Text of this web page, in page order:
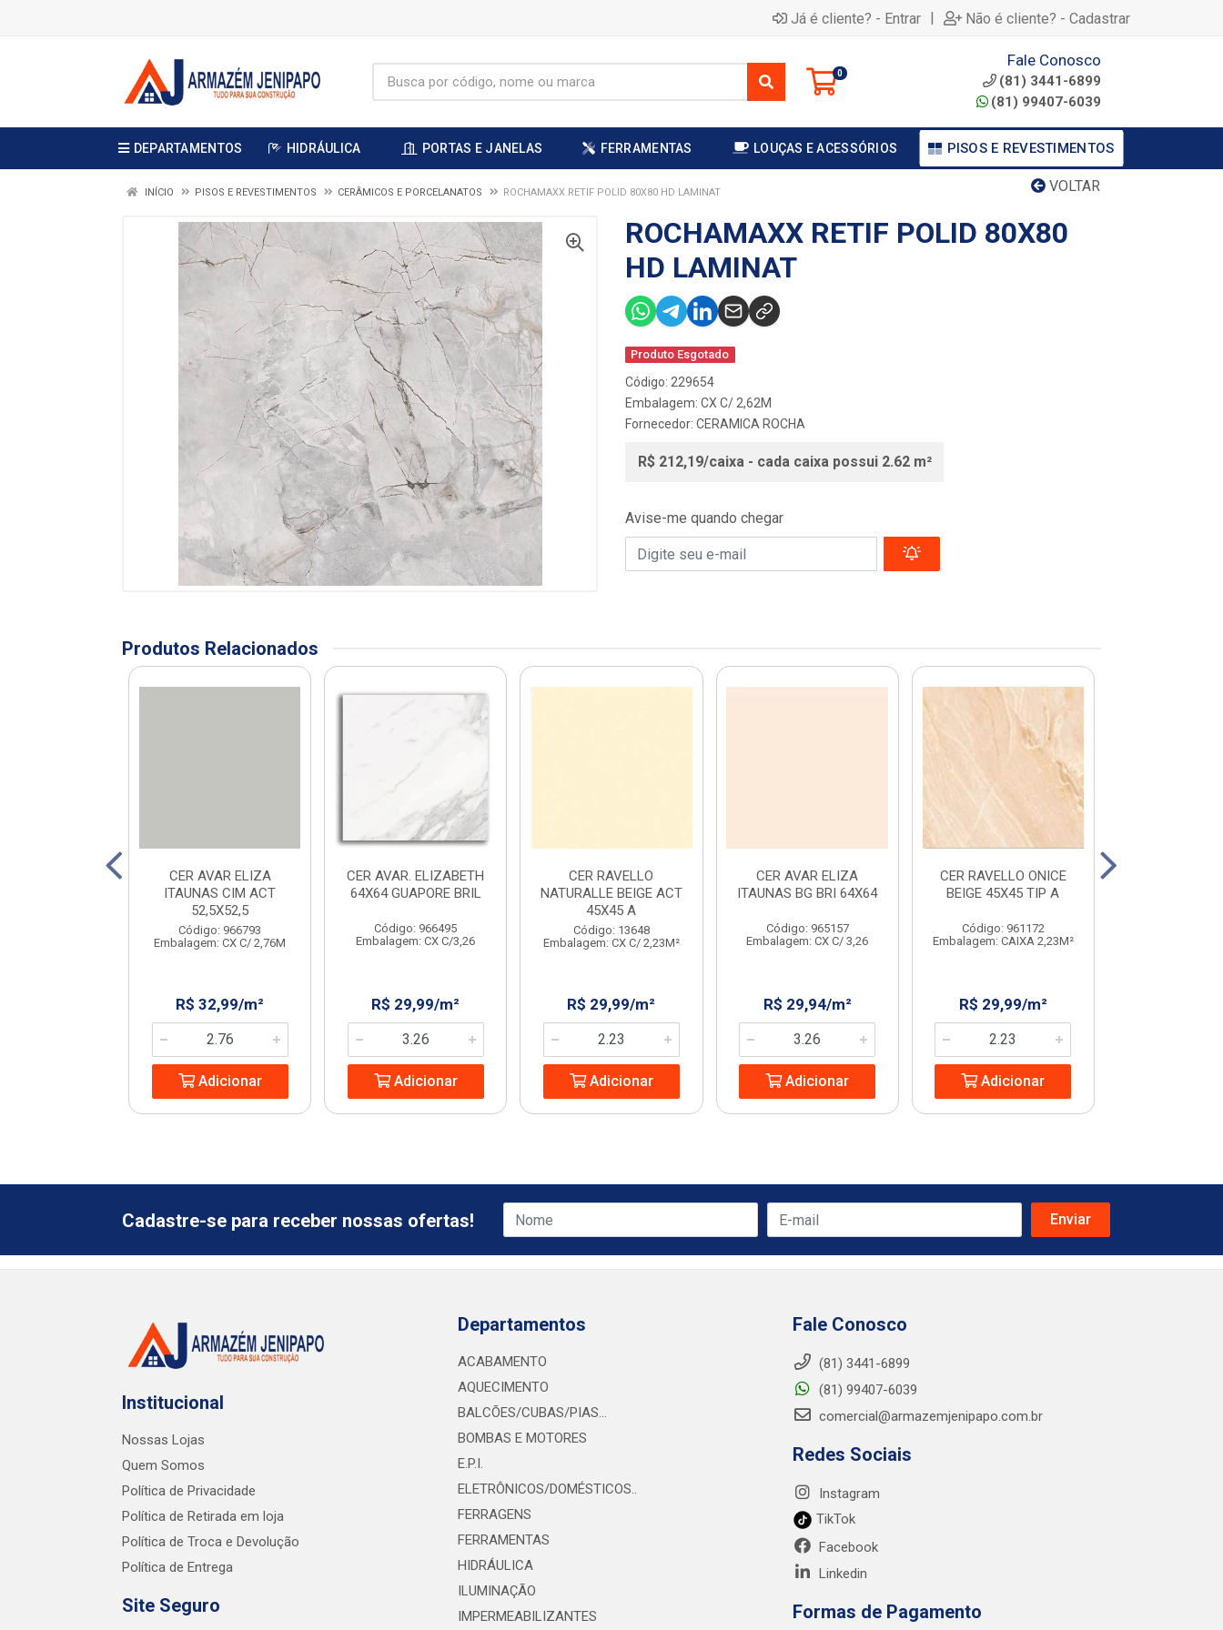
Já é cliente? - Entrar | Não é cliente? - Cadastrar
0
Fale Conosco
(81) 3441-6899
(81) 99407-6039
DEPARTAMENTOS HIDRÁULICA PORTAS E JANELAS FERRAMENTAS LOUÇAS E ACESSÓRIOS PISOS E REVESTIMENTOS
VOLTAR
INÍCIO PISOS E REVESTIMENTOS CERÂMICOS E PORCELANATOS ROCHAMAXX RETIF POLID 80X80 HD LAMINAT
ROCHAMAXX RETIF POLID 80X80
HD LAMINAT
Produto Esgotado
Código: 229654
Embalagem: CX C/ 2,62M
Fornecedor: CERAMICA ROCHA
R$ 212,19/caixa - cada caixa possui 2.62 m²
Avise-me quando chegar
Produtos Relacionados
CER AVAR ELIZA
ITAUNAS CIM ACT
52,5X52,5
Código: 966793
Embalagem: CX C/ 2,76M
R$ 32,99/m²
Adicionar
CER AVAR. ELIZABETH
64X64 GUAPORE BRIL
Código: 966495
Embalagem: CX C/3,26
R$ 29,99/m²
Adicionar
CER RAVELLO
NATURALLE BEIGE ACT
45X45 A
Código: 13648
Embalagem: CX C/ 2,23M²
R$ 29,99/m²
Adicionar
CER AVAR ELIZA
ITAUNAS BG BRI 64X64
Código: 965157
Embalagem: CX C/ 3,26
R$ 29,94/m²
Adicionar
CER RAVELLO ONICE
BEIGE 45X45 TIP A
Código: 961172
Embalagem: CAIXA 2,23M²
R$ 29,99/m²
Adicionar
Cadastre-se para receber nossas ofertas!
Institucional
Nossas Lojas
Quem Somos
Política de Privacidade
Política de Retirada em loja
Política de Troca e Devolução
Política de Entrega
Site Seguro
Departamentos
ACABAMENTO
AQUECIMENTO
BALCÕES/CUBAS/PIAS...
BOMBAS E MOTORES
E.P.I.
ELETRÔNICOS/DOMÉSTICOS..
FERRAGENS
FERRAMENTAS
HIDRÁULICA
ILUMINAÇÃO
IMPERMEABILIZANTES
Fale Conosco
(81) 3441-6899
(81) 99407-6039
comercial@armazemjenipapo.com.br
Redes Sociais
Instagram
TikTok
Facebook
Linkedin
Formas de Pagamento